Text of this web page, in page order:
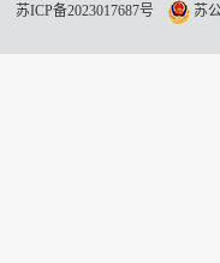
苏ICP备2023017687号
苏